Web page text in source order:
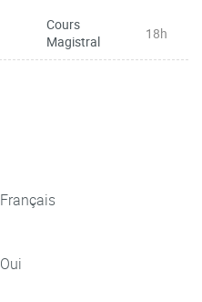
Cours
Magistral
18h
Français
Oui